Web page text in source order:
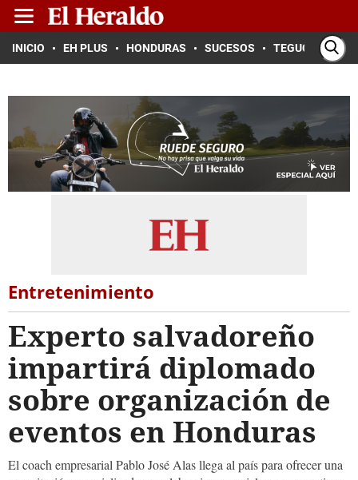
INICIO EH PLUS HONDURAS SUCESOS TEGUCIGALPA
Entretenimiento
Experto salvadoreño
impartirá diplomado
sobre organización de
eventos en Honduras
El coach empresarial Pablo José Alas llega al país para ofrecer una